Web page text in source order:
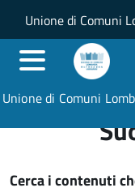
Salta al
Skip to site
Unione di Comuni
Unione di Comuni
Cerca i contenuti